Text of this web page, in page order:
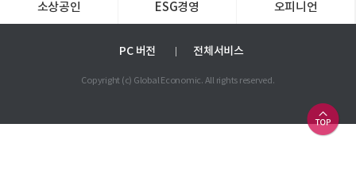
소상공인 ESG경영 오피니언
PC 버전 전체서비스
Copyright (c) Global Economic. All rights reserved.